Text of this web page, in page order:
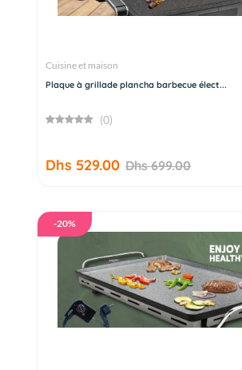
Cuisine et maison
Plaque à grillade plancha barbecue élect...
(0)
Dhs 529.00 Dhs 699.00
-20%